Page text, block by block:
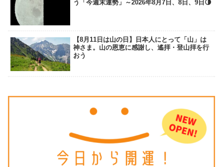
う「今週末運勢」～2026年8月7日、8日、9日🌗
【8月11日は山の日】日本人にとって「山」は
神さま。山の恩恵に感謝し、遙拝・登山拝を行
おう